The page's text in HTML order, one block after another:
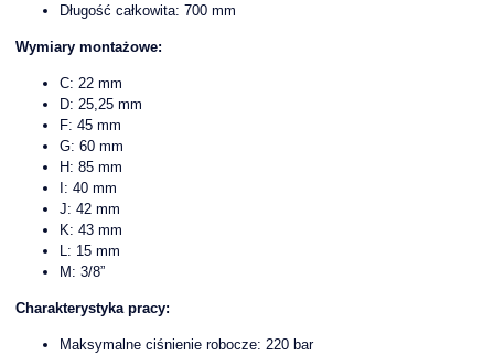
Długość całkowita: 700 mm
Wymiary montażowe:
C: 22 mm
D: 25,25 mm
F: 45 mm
G: 60 mm
H: 85 mm
I: 40 mm
J: 42 mm
K: 43 mm
L: 15 mm
M: 3/8”
Charakterystyka pracy:
Maksymalne ciśnienie robocze: 220 bar